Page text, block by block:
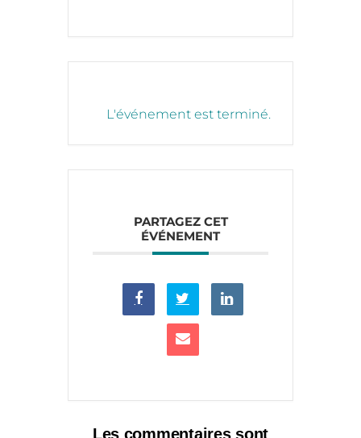
L'événement est terminé.
PARTAGEZ CET
ÉVÉNEMENT
Les commentaires sont